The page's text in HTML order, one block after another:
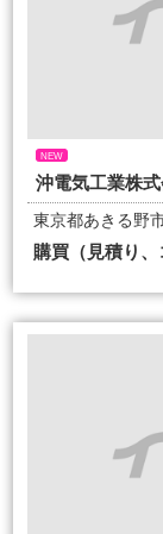
NEW
沖電気工業株
東京都あきる野
購買（見積り